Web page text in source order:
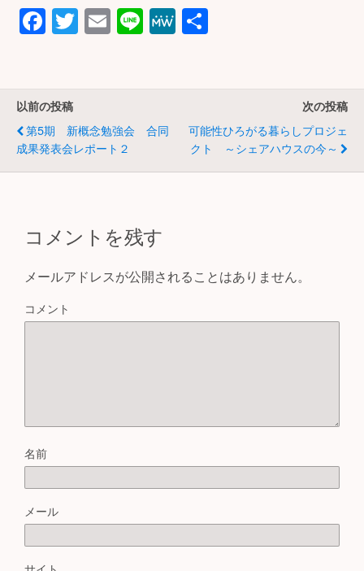
F
a
e
b
o
o
T
wi
er
E
m
Li
n
M
e
e
以前の投稿
第5期 新概念勉強会 合同
成果発表会レポート２
次の投稿
可能性ひろがる暮らしプロジェ
クト ～シェアハウスの今～
コメントを残す
メールアドレスが公開されることはありません。
コメント
名前
メール